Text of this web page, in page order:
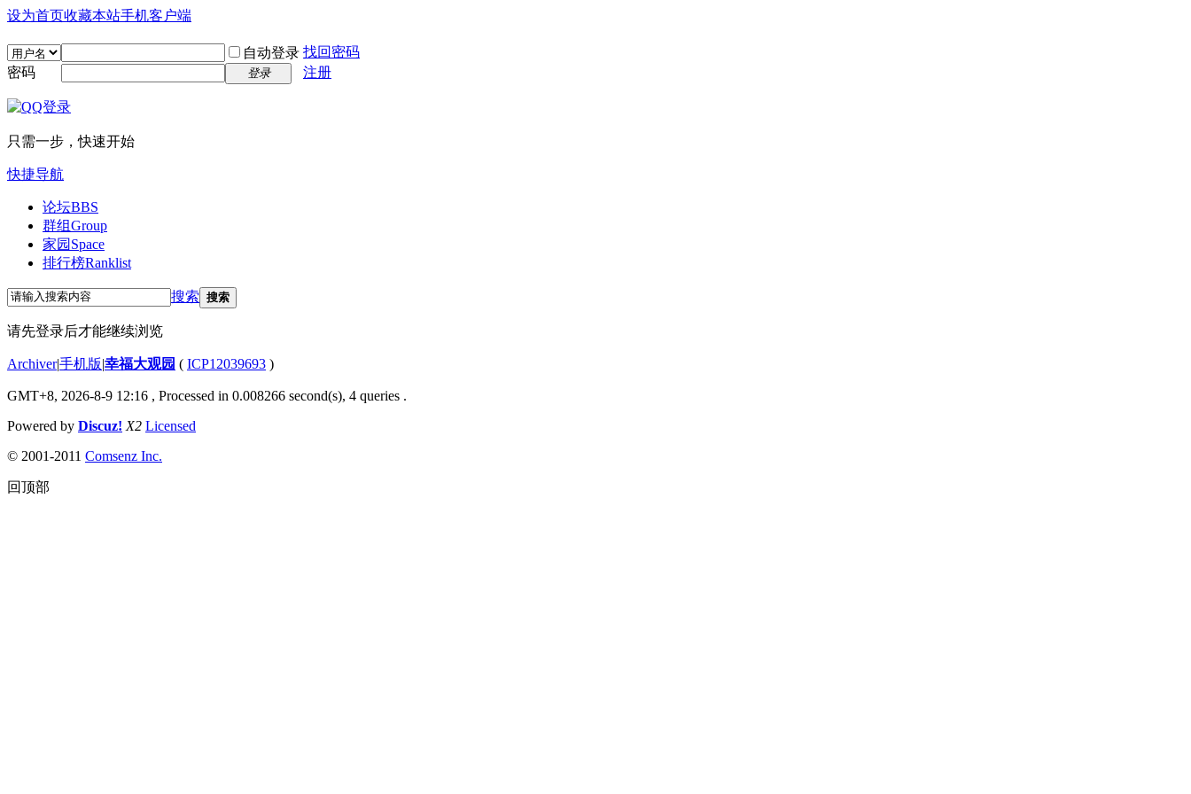
设为首页收藏本站手机客户端
自动登录 找回密码
密码
登录 注册
只需一步，快速开始
快捷导航
论坛BBS
群组Group
家园 Space
排行榜Ranklist
搜索 搜索
请先登录后才能继续浏览
Archiver|手机版|幸福大观园 ( ICP12039693 )
GMT+8, 2026-8-9 12:16 , Processed in 0.008266 second(s), 4 queries .
Powered by Discuz! X2 Licensed
© 2001-2011 Comsenz Inc.
回顶部